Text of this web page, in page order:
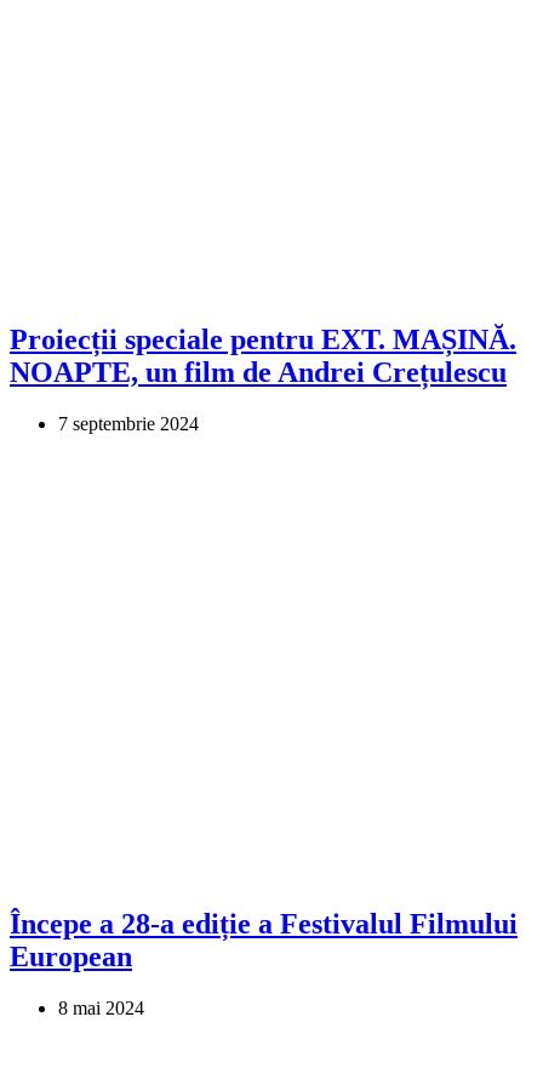
Proiecții speciale pentru EXT. MAȘINĂ.
NOAPTE, un film de Andrei Crețulescu
7 septembrie 2024
Începe a 28-a ediție a Festivalul Filmului
European
8 mai 2024